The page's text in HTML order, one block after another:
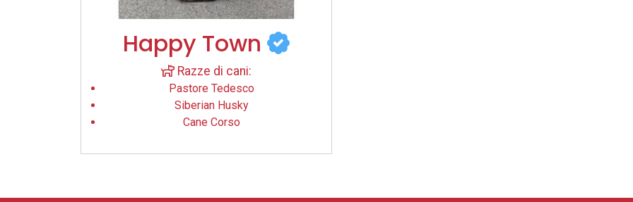
Happy Town
Razze di cani:
Pastore Tedesco
Siberian Husky
Cane Corso